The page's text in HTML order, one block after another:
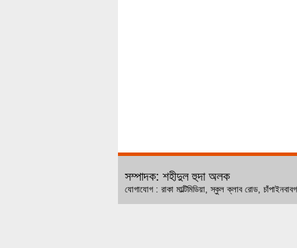
সম্পাদক: শহীদুল হুদা অলক
যোগাযোগ : রাকা মাল্টিমিডিয়া, স্কুল ক্লাব রোড,